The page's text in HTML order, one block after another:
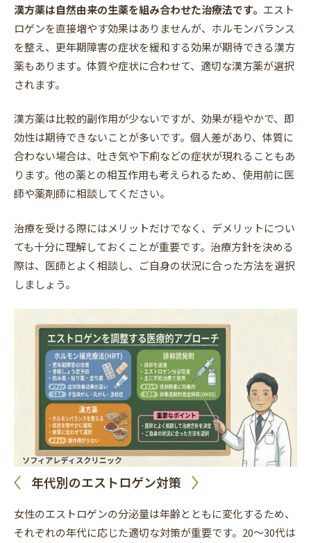
漢方薬は自然由来の生薬を組み合わせた治療法です。 エスト
ロゲンを直接増やす効果はありませんが、ホルモンバランス
を整え、更年期障害の症状を緩和する効果が期待できる漢方
薬もあります。 体質や症状に合わせて、適切な漢方薬が選択
されます。
漢方薬は比較的副作用が少ないですが、効果が穏やかで、即
効性は期待できないことが多いです。個人差があり、体質に
合わない場合は、吐き気や下痢などの症状が現れることもあ
ります。他の薬との相互作用も考えられるため、使用前に医
師や薬剤師に相談してください。
治療を受ける際にはメリットだけでなく、デメリットについ
ても十分に理解しておくことが重要です。治療方針を決める
際は、医師とよく相談し、ご自身の状況に合った方法を選択
しましょう。
年代別のエストロゲン対策
女性のエストロゲンの分泌量は年齢とともに変化するため、
それぞれの年代に応じた適切な対策が重要です。20〜30代は